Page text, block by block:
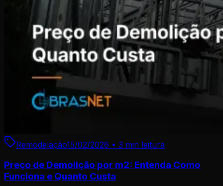
Remodelação15/02/2026 • 3 min leitura
Preço de Demolição por m2: Entenda Como
Funciona e Quanto Custa